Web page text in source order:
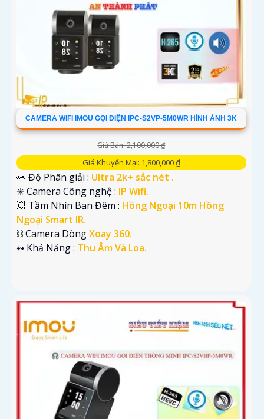
CAMERA WIFI IMOU GỌI ĐIỆN IPC-S2VP-5M0WR HÌNH ẢNH 3K
Giá Bán: 2,100,000 ₫
Giá Khuyến Mại: 1,800,000 ₫
👀 Độ Phân giải : Ultra 2k+ sắc nét .
✳️ Camera Công nghệ : IP Wifi.
💥 Tầm Nhìn Ban Đêm : Hồng Ngoại 10m Hồng
Ngoại Smart IR.
⛓ Camera DòngXoay 360.
️↭ Khả Năng : Thu Âm Và Loa.